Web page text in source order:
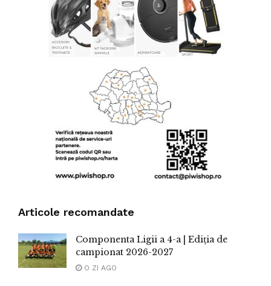
Articole recomandate
Componenta Ligii a 4-a | Ediția de
campionat 2026-2027
O ZI AGO